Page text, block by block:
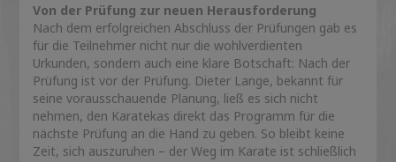
Von der Prüfung zur neuen Herausforderung
Nach dem erfolgreichen Abschluss der Prüfungen gab es
für die Teilnehmer nicht nur die wohlverdienten
Urkunden, sondern auch eine klare Botschaft: Nach der
Prüfung ist vor der Prüfung. Dieter Lange, bekannt für
seine vorausschauende Planung, ließ es sich nicht
nehmen, den Karatekas direkt das Programm für die
nächste Prüfung an die Hand zu geben. So bleibt keine
Zeit, sich auszuruhen – der Weg im Karate ist schließlich